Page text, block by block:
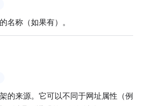
名称（如果有）。
的来源。它可以不同于网址属性（例